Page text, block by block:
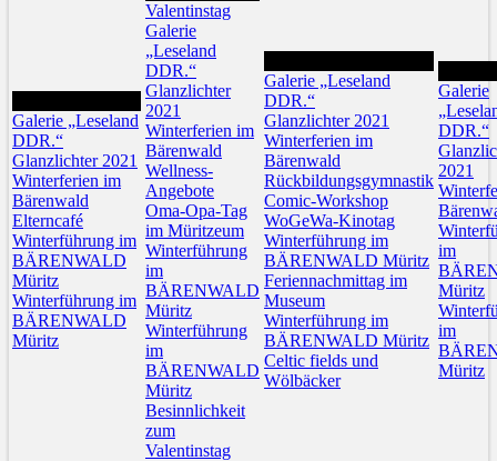
Galerie „Leseland
DDR.“
Glanzlichter 2021
Winterferien im
Bärenwald
Elterncafé
Winterführung im
BÄRENWALD
Müritz
Winterführung im
BÄRENWALD
Müritz
Valentinstag
Galerie
„Leseland
DDR.“
Glanzlichter
2021
Winterferien im
Bärenwald
Wellness-
Angebote
Oma-Opa-Tag
im Müritzeum
Winterführung
im
BÄRENWALD
Müritz
Winterführung
im
BÄRENWALD
Müritz
Besinnlichkeit
zum
Valentinstag
Galerie „Leseland
DDR.“
Glanzlichter 2021
Winterferien im
Bärenwald
Rückbildungsgymnastik
Comic-Workshop
WoGeWa-Kinotag
Winterführung im
BÄRENWALD Müritz
Feriennachmittag im
Museum
Winterführung im
BÄRENWALD Müritz
Celtic fields und
Wölbäcker
Galerie
DDR.“
2021
im
Müritz
im
Müritz